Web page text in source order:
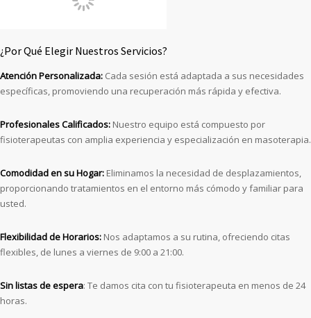
¿Por Qué Elegir Nuestros Servicios?
Atención Personalizada: Cada sesión está adaptada a sus necesidades
específicas, promoviendo una recuperación más rápida y efectiva.
Profesionales Calificados: Nuestro equipo está compuesto por
fisioterapeutas con amplia experiencia y especialización en masoterapia.
Comodidad en su Hogar: Eliminamos la necesidad de desplazamientos,
proporcionando tratamientos en el entorno más cómodo y familiar para
usted.
Flexibilidad de Horarios: Nos adaptamos a su rutina, ofreciendo citas
flexibles, de lunes a viernes de 9:00 a 21:00.
Sin listas de espera: Te damos cita con tu fisioterapeuta en menos de 24
horas.